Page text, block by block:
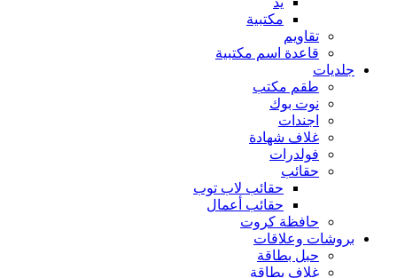
مكتبية
تقاويم
قاعدة اسم مكتبية
جلديات
طقم مكتب
نوت بوك
اجندات
غلاف شهادة
فولدرات
حقائب
حقائب لاب توب
حقائب أعمال
حافظة كروت
بروشات وعلاقات
حبل بطاقة
غلاف بطاقة